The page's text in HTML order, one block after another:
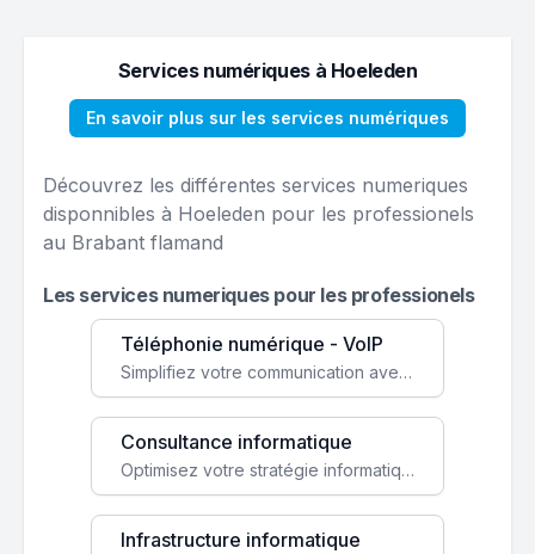
Services numériques à Hoeleden
En savoir plus sur les services numériques
Découvrez les différentes services numeriques
disponnibles à Hoeleden pour les professionels
au Brabant flamand
Les services numeriques pour les professionels
Téléphonie numérique - VoIP
Simplifiez votre communication avec une solution VoIP flexible, économique et adaptée à vos besoins professionnels.
Consultance informatique
Optimisez votre stratégie informatique avec l'expertise de nos consultants pour améliorer votre efficacité et sécurité.
Infrastructure informatique